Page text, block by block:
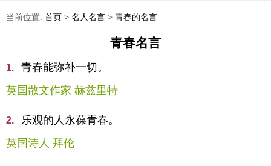
当前位置: 首页 > 名人名言 > 青春的名言
青春名言
1.
青春能弥补一切。
英国散文作家 赫兹里特
2.
乐观的人永葆青春。
英国诗人 拜伦